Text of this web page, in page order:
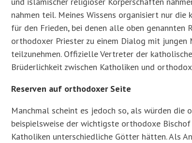
nahmen teil. Meines Wissens organisiert nur
für den Frieden, bei denen alle oben genannten
orthodoxer Priester zu einem Dialog mit jungen
teilzunehmen. Offizielle Vertreter der
Brüderlichkeit zwischen Katholiken und
Reserven auf orthodoxer Seite
Manchmal scheint es jedoch so, als würden
beispielsweise der wichtigste orthodoxe
Katholiken unterschiedliche Götter hätten. Als